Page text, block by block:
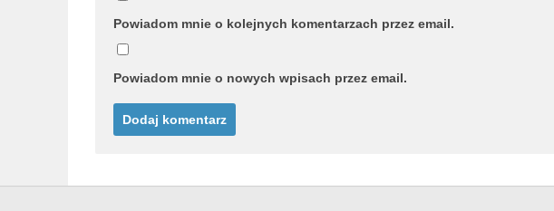
Powiadom mnie o kolejnych komentarzach przez email.
Powiadom mnie o nowych wpisach przez email.